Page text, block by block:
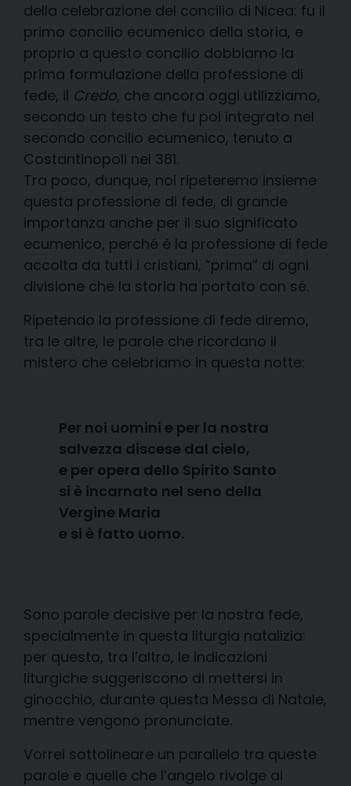
della celebrazione del concilio di Nicea: fu il
primo concilio ecumenico della storia, e
proprio a questo concilio dobbiamo la
prima formulazione della professione di
fede, il Credo, che ancora oggi utilizziamo,
secondo un testo che fu poi integrato nel
secondo concilio ecumenico, tenuto a
Costantinopoli nel 381.
Tra poco, dunque, noi ripeteremo insieme
questa professione di fede, di grande
importanza anche per il suo significato
ecumenico, perché è la professione di fede
accolta da tutti i cristiani, “prima” di ogni
divisione che la storia ha portato con sé.
Ripetendo la professione di fede diremo,
tra le altre, le parole che ricordano il
mistero che celebriamo in questa notte:
Per noi uomini e per la nostra
salvezza discese dal cielo,
e per opera dello Spirito Santo
si è incarnato nel seno della
Vergine Maria
e si è fatto uomo.
Sono parole decisive per la nostra fede,
specialmente in questa liturgia natalizia:
per questo, tra l’altro, le indicazioni
liturgiche suggeriscono di mettersi in
ginocchio, durante questa Messa di Natale,
mentre vengono pronunciate.
Vorrei sottolineare un parallelo tra queste
parole e quelle che l’angelo rivolge ai